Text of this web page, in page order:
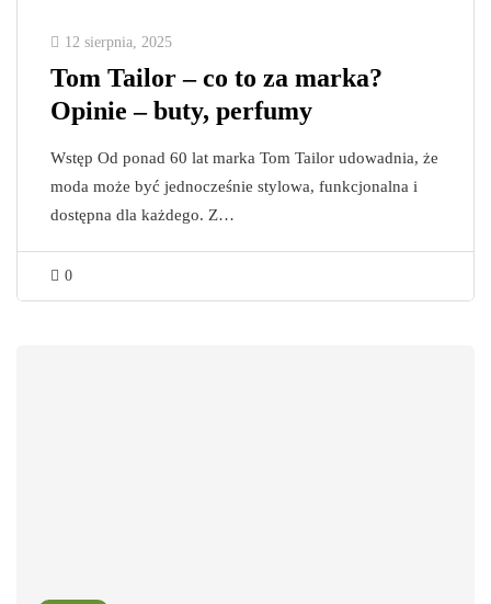
12 sierpnia, 2025
Tom Tailor – co to za marka?
Opinie – buty, perfumy
Wstęp Od ponad 60 lat marka Tom Tailor udowadnia, że
moda może być jednocześnie stylowa, funkcjonalna i
dostępna dla każdego. Z…
0